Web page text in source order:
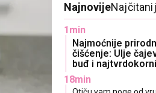
Najnovije
1min
Najmoćnije
čišćenje: Ulje
buđ i
18min